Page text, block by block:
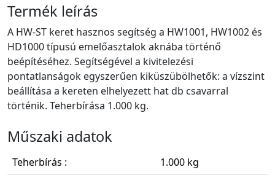
Termék leírás
A HW-ST keret hasznos segítség a HW1001, HW1002 és
HD1000 típusú emelőasztalok aknába történő
beépítéséhez. Segítségével a kivitelezési
pontatlanságok egyszerűen kiküszübölhetők: a vízszint
beállítása a kereten elhelyezett hat db csavarral
történik. Teherbírása 1.000 kg.
Műszaki adatok
Teherbírás : 1.000 kg